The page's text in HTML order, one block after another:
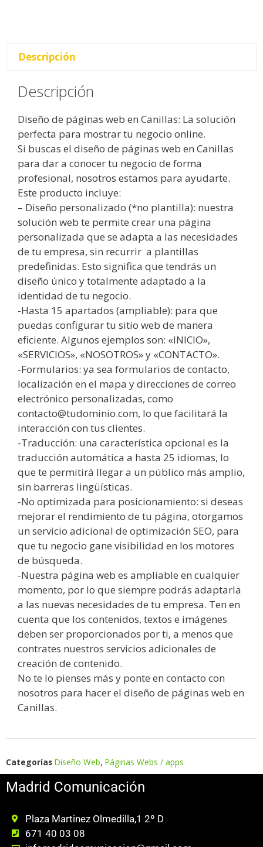
Descripción
Descripción
Diseño de páginas web en Canillas: La solución
perfecta para mostrar tu negocio online.
Si buscas el diseño de páginas web en Canillas
para dar a conocer tu negocio de forma
profesional, nosotros estamos para ayudarte.
Este producto incluye:
– Diseño personalizado (*no plantilla): nuestra
solución web te permite crear una página
personalizada que se adapta a las necesidades
de tu empresa, sin recurrir a plantillas
predefinidas. Esto significa que tendrás un
diseño único y totalmente adaptado a la
identidad de tu negocio.
-Hasta 15 apartados (ampliable): para que
puedas configurar tu sitio web de manera
eficiente. Algunos ejemplos son: «INICIO»,
«SERVICIOS», «NOSOTROS» y «CONTACTO».
-Formularios: ya sea formularios de contacto,
localización en el mapa y direcciones de correo
electrónico personalizadas, como
contacto@tudominio.com, lo que facilitará la
interacción con tus clientes.
-Traducción: una característica opcional es la
traducción automática a hasta 25 idiomas, lo
que te permitirá llegar a un público más amplio,
sin barreras lingüísticas.
-No optimizada para posicionamiento: si deseas
mejorar el rendimiento de tu página, otorgamos
un servicio adicional de optimización SEO, para
que tu negocio gane visibilidad en los motores
de búsqueda.
-Nuestra página web es ampliable en cualquier
momento, por lo que siempre podrás adaptarla
a las nuevas necesidades de tu empresa. Ten en
cuenta que los contenidos, textos e imágenes
deben ser proporcionados por ti, a menos que
contrates nuestros servicios adicionales de
creación de contenido.
No te lo pienses más y ponte en contacto con
nosotros para hacer el diseño de páginas web en
Canillas.
Categorías Diseño Web, Páginas Webs / apps
Madrid Comunicación
Plaza Martinez Olmedilla,1 2º D
671 40 03 08